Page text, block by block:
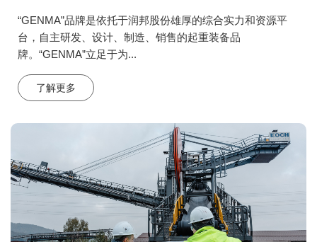
“GENMA”品牌是依托于润邦股份雄厚的综合实力和资源平
台，自主研发、设计、制造、销售的起重装备品
牌。“GENMA”立足于为...
了解更多